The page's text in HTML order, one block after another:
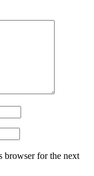
browser for the next